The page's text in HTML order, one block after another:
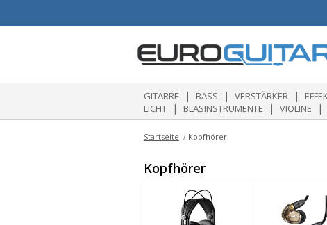
GITARRE | BASS | VERSTÄRKER |
LICHT
| BLASINSTRUMENTE | VIOLINE |
Startseite Kopfhörer
Kopfhörer